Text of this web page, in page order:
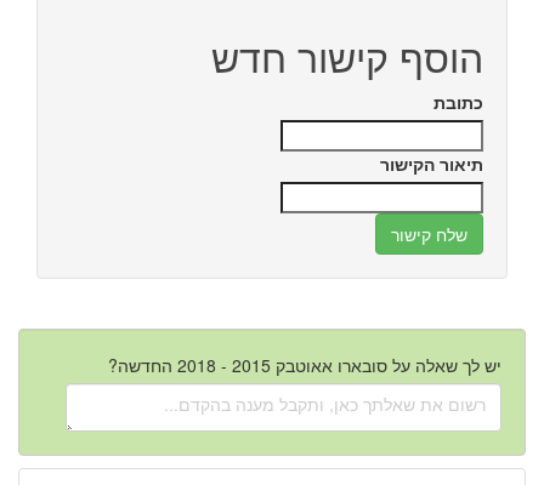
הוסף קישור חדש
כתובת
תיאור הקישור
יש לך שאלה על סובארו אאוטבק 2015 - 2018 החדשה?